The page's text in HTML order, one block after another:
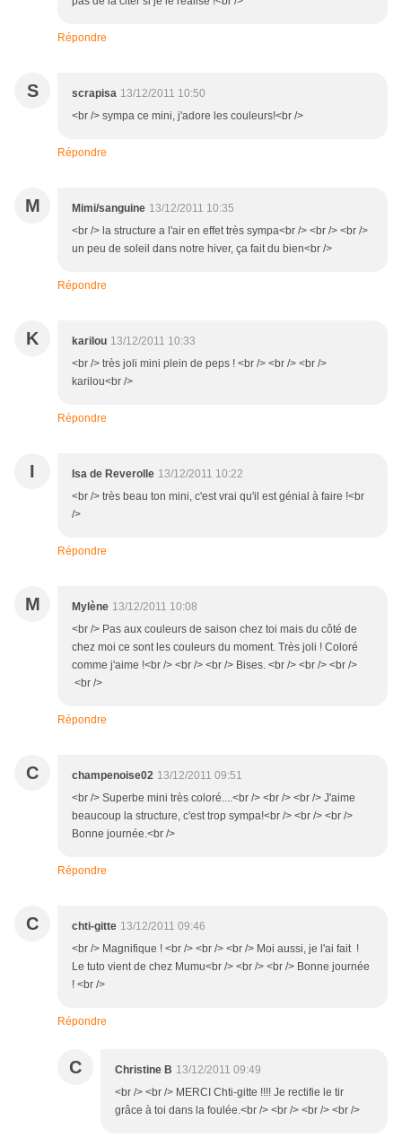
Répondre
S scrapisa 13/12/2011 10:50
<br /> sympa ce mini, j'adore les couleurs!<br />
Répondre
M Mimi/sanguine 13/12/2011 10:35
<br /> la structure a l'air en effet très sympa<br /> <br /> <br />
un peu de soleil dans notre hiver, ça fait du bien<br />
Répondre
K karilou 13/12/2011 10:33
<br /> très joli mini plein de peps ! <br /> <br /> <br />
karilou<br />
Répondre
I Isa de Reverolle 13/12/2011 10:22
<br /> très beau ton mini, c'est vrai qu'il est génial à faire !<br
/>
Répondre
M Mylène 13/12/2011 10:08
<br /> Pas aux couleurs de saison chez toi mais du côté de
chez moi ce sont les couleurs du moment. Très joli ! Coloré
comme j'aime !<br /> <br /> <br /> Bises. <br /> <br /> <br />
<br />
Répondre
C champenoise02 13/12/2011 09:51
<br /> Superbe mini très coloré....<br /> <br /> <br /> J'aime
beaucoup la structure, c'est trop sympa!<br /> <br /> <br />
Bonne journée.<br />
Répondre
C chti-gitte 13/12/2011 09:46
<br /> Magnifique ! <br /> <br /> <br /> Moi aussi, je l'ai fait !
Le tuto vient de chez Mumu<br /> <br /> <br /> Bonne journée
! <br />
Répondre
C Christine B 13/12/2011 09:49
<br /> <br /> MERCI Chti-gitte !!!! Je rectifie le tir
grâce à toi dans la foulée.<br /> <br /> <br /> <br />